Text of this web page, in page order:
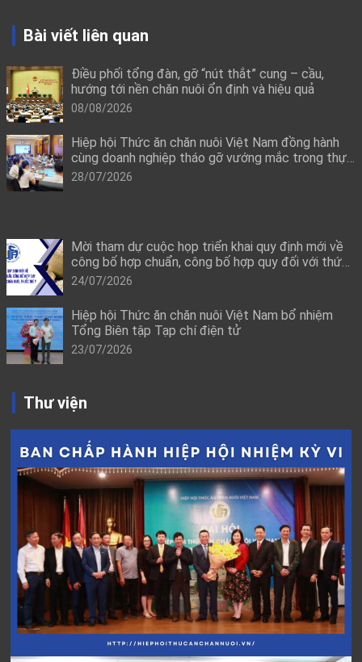
Bài viết liên quan
Điều phối tổng đàn, gỡ “nút thắt” cung – cầu,
hướng tới nền chăn nuôi ổn định và hiệu quả
08/08/2026
Hiệp hội Thức ăn chăn nuôi Việt Nam đồng hành
cùng doanh nghiệp tháo gỡ vướng mắc trong thực
thi quy định mới về công bố hợp quy
28/07/2026
Mời tham dự cuộc họp triển khai quy định mới về
công bố hợp chuẩn, công bố hợp quy đối với thức
ăn chăn nuôi, thuốc thú y
24/07/2026
Hiệp hội Thức ăn chăn nuôi Việt Nam bổ nhiệm
Tổng Biên tập Tạp chí điện tử
23/07/2026
Thư viện